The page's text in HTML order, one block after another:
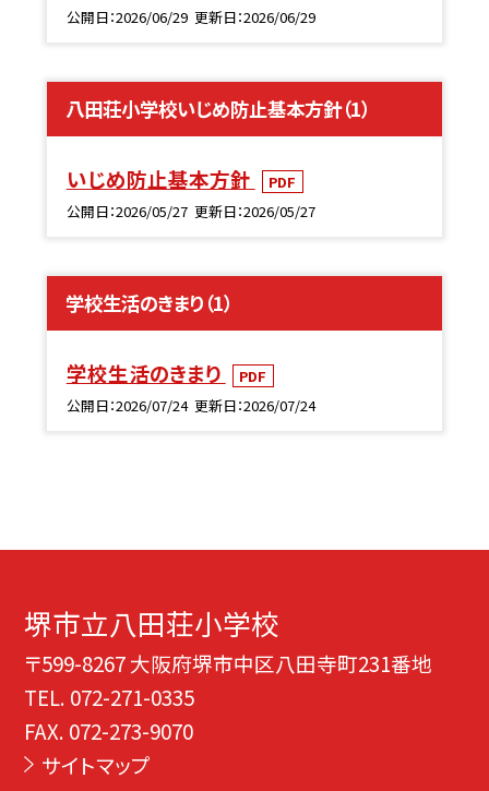
公開日 2026/06/29 更新日 2026/06/29
八田荘小学校いじめ防止基本方針（1）
いじめ防止基本方針
PDF
公開日 2026/05/27 更新日 2026/05/27
学校生活のきまり（1）
学校生活のきまり
PDF
公開日 2026/07/24 更新日 2026/07/24
堺市立八田荘小学校
〒599-8267 大阪府堺市中区八田寺町231番地
TEL. 072-271-0335
FAX. 072-273-9070
サイトマップ